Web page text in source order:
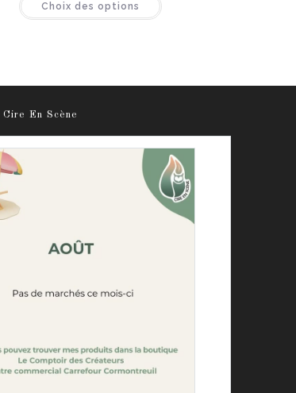
sur 5
Choix des options
En Scène